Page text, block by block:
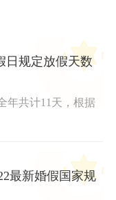
日规定放假天数
年共计11天，根据
最新婚假国家规